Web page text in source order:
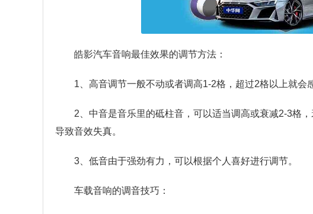
皓影汽车音响最佳效果的调节方法：
1、高音调节一般不动或者调高1-2格，超过2格以上就会
2、中音是音乐里的砥柱音，可以适当调高或衰减2-3格
导致音效失真。
3、低音由于强劲有力，可以根据个人喜好进行调节。
车载音响的调音技巧：